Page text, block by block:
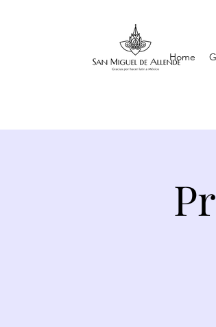
Home